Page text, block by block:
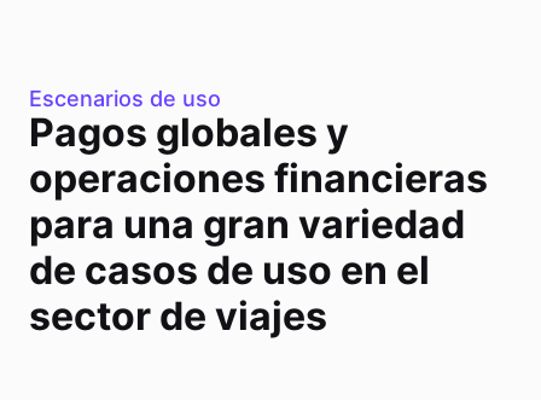
Escenarios de uso
Pagos globales y
operaciones financieras
para una gran variedad
de casos de uso en el
sector de viajes